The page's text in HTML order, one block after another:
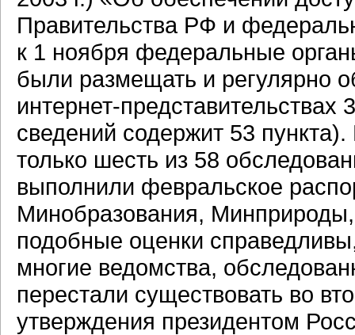
Правительства РФ и
к 1 ноября федеральные
были размещать и регулярно
интернет-представительствах
сведений содержит 53
только шесть из 58
выполнили февральское
Минобразования,
подобные оценки
многие ведомства,
перестали существовать во
утверждения президентом